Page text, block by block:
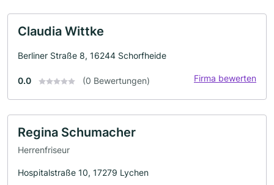
Claudia Wittke
Berliner Straße 8, 16244 Schorfheide
0.0 (0 Bewertungen) Firma bewerten
Regina Schumacher
Herrenfriseur
Hospitalstraße 10, 17279 Lychen